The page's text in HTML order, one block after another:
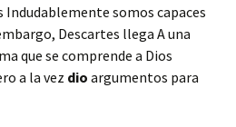
somos capaces
Descartes llega A una
que se comprende a Dios
a la vez dio argumentos para